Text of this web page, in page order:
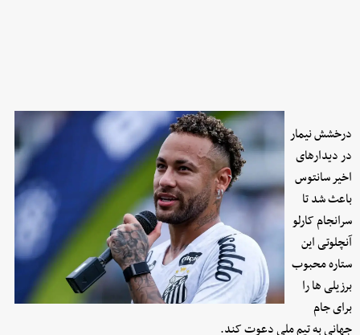
درخشش نیمار
در دیدارهای
اخیر سانتوس
باعث شد تا
سرانجام کارلو
آنچلوتی این
ستاره محبوب
برزیلی ها را
برای جام
جهانی به تیم ملی دعوت کند.